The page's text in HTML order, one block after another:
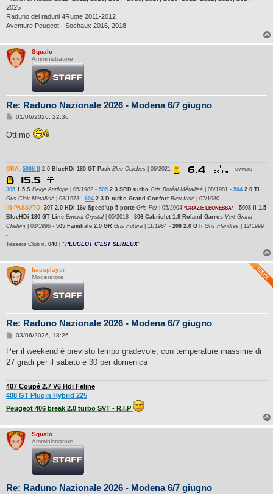
2025
Raduno dei raduni 4Ruote 2011-2012
Aventure Peugeot - Sochaux 2016, 2018
Squalo
Amministratore
Re: Raduno Nazionale 2026 - Modena 6/7 giugno
M
s
s
i
01/06/2026, 22:36
Ottimo
ORA: 5008 II 2.0 BlueHDi 180 GT Pack Bleu Celebes | 06/2021 ovvero
305 1.5 S Beige Antilope | 05/1982 - 505 2.3 SRD turbo Gris Boréal Métallisé | 08/1981 - 504 2.0 TI
Gris Clair Métallisé | 03/1973 - 604 2.3 D turbo Grand Confort Bleu Irisé | 07/1980
IN PASSATO: 307 2.0 HDi 16v Speed'up 5 porte Gris Fer| 05/2004 *GRAZIE LEONESSA* - 5008 II 1.5
BlueHDi 130 GT Line Emeral Crystal | 05/2018 - 306 Cabriolet 1.8 Roland Garros Vert Grand
Chelem | 03/1996 - 505 Familiale 2.0 GR Gris Futura | 11/1984 - 206 2.0 GTi Gris Flandres | 12/1999
-
Tessera Club n. 040 | "PEUGEOT C'EST SERIEUX"
bassplayer
Moderatore
Re: Raduno Nazionale 2026 - Modena 6/7 giugno
M
s
a
i
o
03/06/2026, 18:26
Per il weekend è previsto tempo gradevole, con temperature massime di
27 gradi per il sabato e 30 per domenica
407 Coupé 2.7 V6 Hdi Feline
408 GT Plugin Hybrid 225
Peugeot 406 break 2.0 turbo SVT - R.I.P
Squalo
Amministratore
Re: Raduno Nazionale 2026 - Modena 6/7 giugno